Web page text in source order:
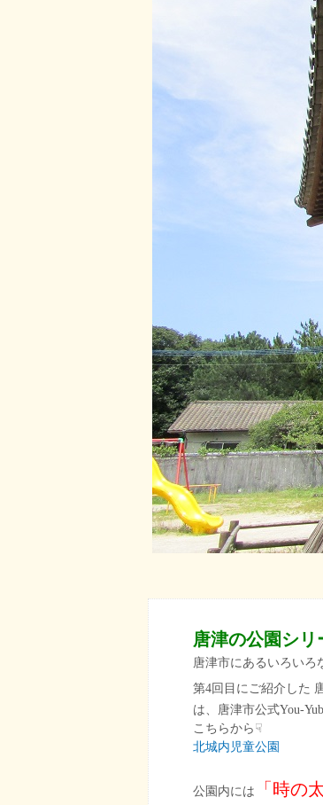
唐津の公園シ
唐津市にあるいろいろ
第4回目にご紹介した
は、唐津市公式You-
こちらから☟
北城内児童公園
公園内には 「時の